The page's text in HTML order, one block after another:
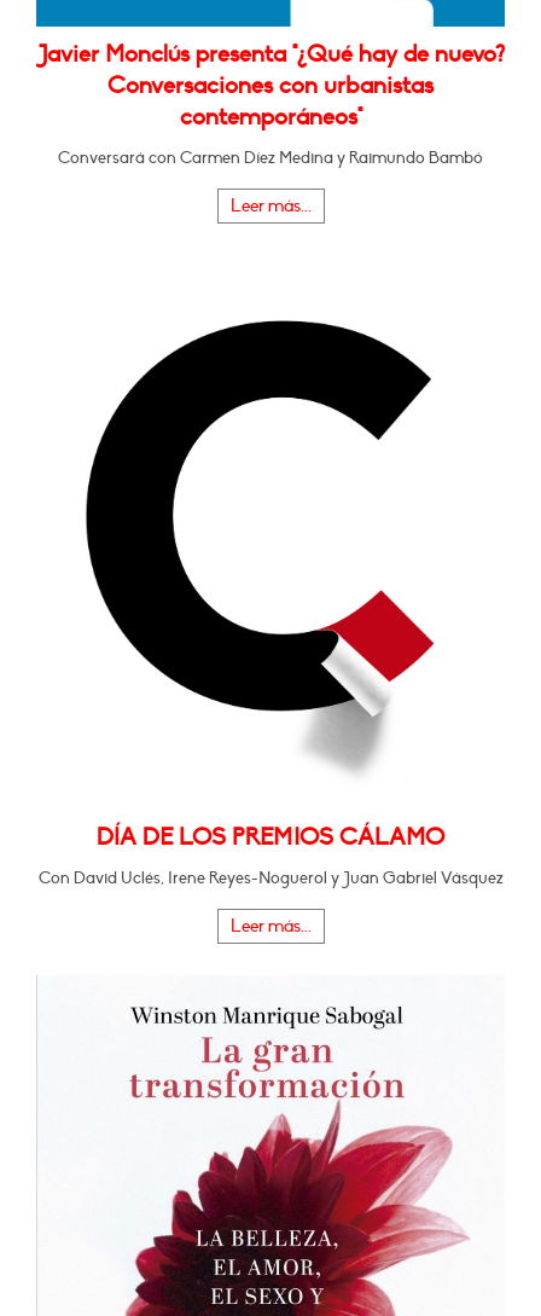
Javier Monclús presenta "¿Qué hay de nuevo?
Conversaciones con urbanistas
contemporáneos"
Conversará con Carmen Díez Medina y Raimundo Bambó
Leer más...
DÍA DE LOS PREMIOS CÁLAMO
Con David Uclés, Irene Reyes-Noguerol y Juan Gabriel Vásquez
Leer más...